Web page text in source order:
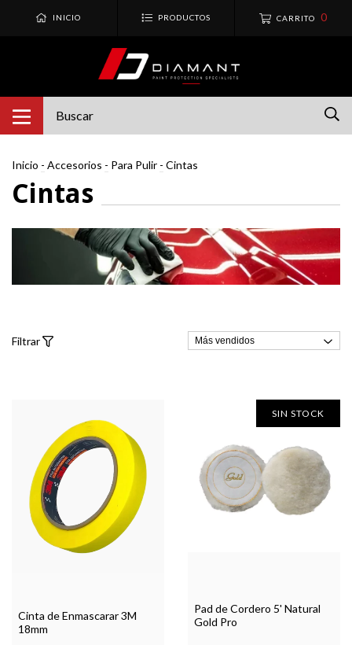
INICIO PRODUCTOS CARRITO 0
Inicio - Accesorios - Para Pulir - Cintas
Cintas
Filtrar
Cinta de Enmascarar 3M
18mm
SIN STOCK
Pad de Cordero 5' Natural
Gold Pro